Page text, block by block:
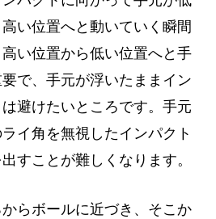
い位置へと動いていく瞬間
い位置から低い位置へと手
で、手元が浮いたままイン
避けたいところです。手元
イ角を無視したインパクト
すことが難しくなります。
らボールに近づき、そこか